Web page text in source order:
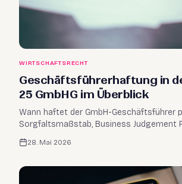
WIRTSCHAFTSRECHT
Geschäftsführerhaftung in
25 GmbHG im Überblick
Wann haftet der GmbH-Geschäftsführer
Sorgfaltsmaßstab, Business Judgement
Außenhaftung sowie weitere
erklärt.
28. Mai 2026